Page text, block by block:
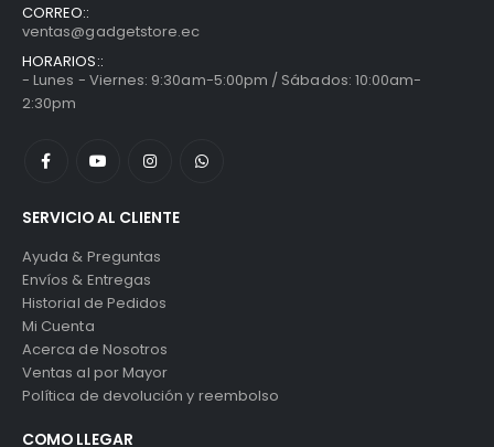
CORREO::
ventas@gadgetstore.ec
HORARIOS::
- Lunes - Viernes: 9:30am-5:00pm / Sábados: 10:00am-
2:30pm
SERVICIO AL CLIENTE
Ayuda & Preguntas
Envíos & Entregas
Historial de Pedidos
Mi Cuenta
Acerca de Nosotros
Ventas al por Mayor
Política de devolución y reembolso
COMO LLEGAR